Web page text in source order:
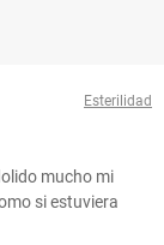
Esterilidad
mucho mi
si estuviera